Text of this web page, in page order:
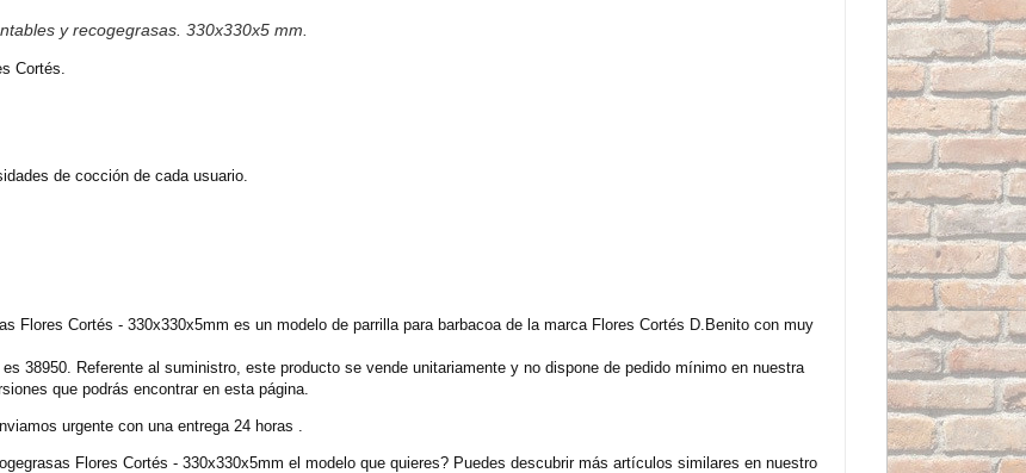
y recogegrasas. 330x330x5 mm.
Cortés.
de cocción de cada usuario.
Flores Cortés - 330x330x5mm es un modelo de parrilla para barbacoa de la marca Flores Cortés D.Benito con muy
38950. Referente al suministro, este producto se vende unitariamente y no dispone de pedido mínimo en nuestra
que podrás encontrar en esta página.
urgente con una entrega 24 horas .
Flores Cortés - 330x330x5mm el modelo que quieres? Puedes descubrir más artículos similares en nuestro